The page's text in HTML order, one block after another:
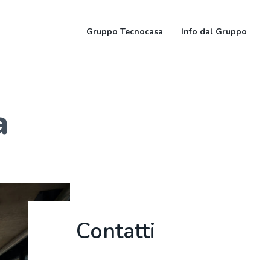
Gruppo Tecnocasa Info dal Gruppo
Contatti